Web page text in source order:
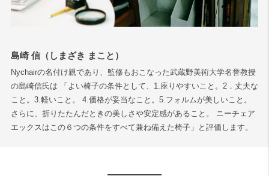
島崎 信（しまざき まこと）
Nychairの名付け親であり、監修もおこなった武蔵野美術大学名誉教授
の島崎信氏は 「よい椅子の条件として、1.座りやすいこと。2．丈夫な
こと。3.軽いこと。 4.価格が妥当なこと。5.フォルムが美しいこと。
さらに、折りたたんだときの美しさや安定感があること。 ニーチェア
エックスはこの６つの条件をすべて兼ね備えた椅子」と評価します。